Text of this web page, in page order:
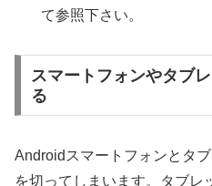
て参照下さい。
スマートフォンやタブ
る
Androidスマートフォンとタ
を切ってしまいます。タブレ